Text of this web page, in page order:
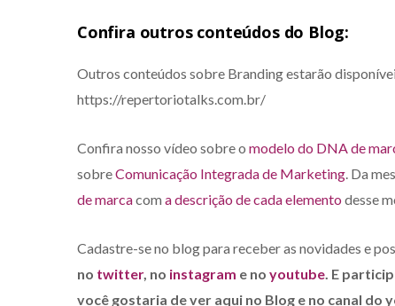
Confira outros conteúdos do Blog:
Outros conteúdos sobre Branding estarão
https://repertoriotalks.com.br/
Confira nosso vídeo sobre o modelo do DNA de
sobreComunicação Integrada de Marketing. Da
de marcacom a descrição de cada elemento desse
Cadastre-se no blog para receber as novidades e
no twitter, no instagram e no youtube. E
você gostaria de ver aqui no Blog e no canal do